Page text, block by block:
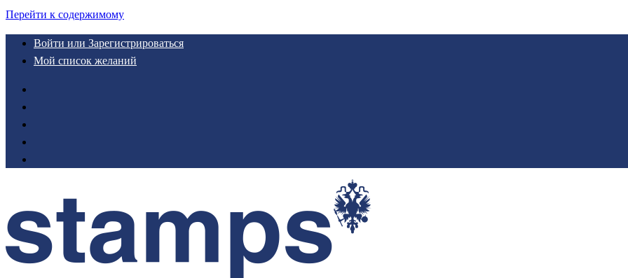
Перейти к содержимому
Войти или Зарегистрироваться
Мой список желаний